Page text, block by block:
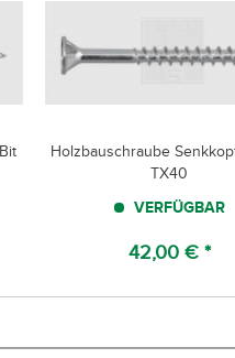
Holzbauschraube
TX40
VERFÜGBAR
42,00 € *